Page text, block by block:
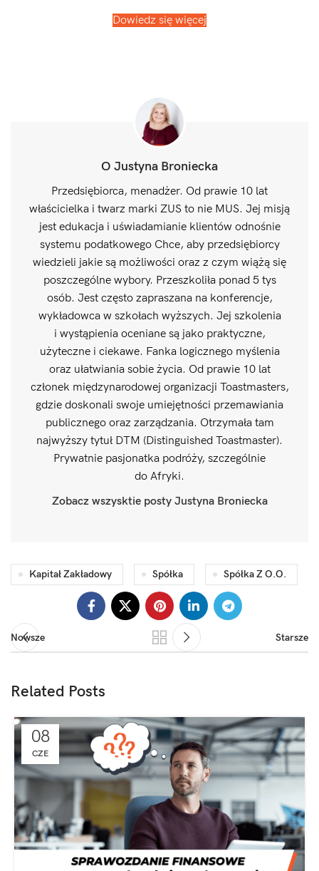
Dowiedz się więcej
O Justyna Broniecka
Przedsiębiorca, menadżer. Od prawie 10 lat
właścicielka i twarz marki ZUS to nie MUS. Jej misją
jest edukacja i uświadamianie klientów odnośnie
systemu podatkowego Chce, aby przedsiębiorcy
wiedzieli jakie są możliwości oraz z czym wiążą się
poszczególne wybory. Przeszkoliła ponad 5 tys
osób. Jest często zapraszana na konferencje,
wykładowca w szkołach wyższych. Jej szkolenia
i wystąpienia oceniane są jako praktyczne,
użyteczne i ciekawe. Fanka logicznego myślenia
oraz ułatwiania sobie życia. Od prawie 10 lat
członek międzynarodowej organizacji Toastmasters,
gdzie doskonali swoje umiejętności przemawiania
publicznego oraz zarządzania. Otrzymała tam
najwyższy tytuł DTM (Distinguished Toastmaster).
Prywatnie pasjonatka podróży, szczególnie
do Afryki.
Zobacz wszysktie posty Justyna Broniecka
Kapitał Zakładowy Spółka Spółka Z O.o.
Nowsze Starsze
Related Posts
08
CZE